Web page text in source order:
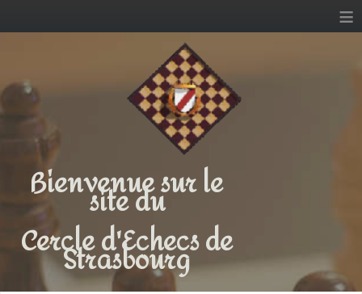
≡
Bienvenue sur le
site du
Cercle d'Echecs de
Strasbourg